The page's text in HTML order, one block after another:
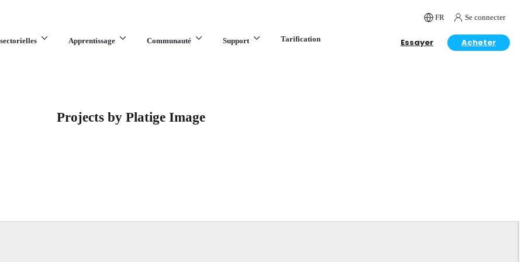
FR Se connecter
Apprentissage Communauté Support Tarification Essayer Acheter
Projects by Platige Image